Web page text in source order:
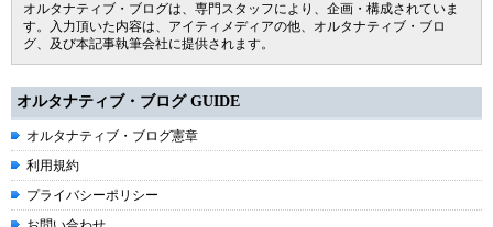
オルタナティブ・ブログは、専門スタッフにより、企画・構成されていま
す。入力頂いた内容は、アイティメディアの他、オルタナティブ・ブロ
グ、及び本記事執筆会社に提供されます。
オルタナティブ・ブログ GUIDE
オルタナティブ・ブログ憲章
利用規約
プライバシーポリシー